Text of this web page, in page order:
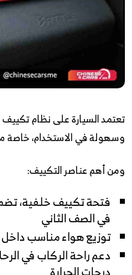
تعتمد السيارة على نظام
وسهولة في الاستخدام،
ومن أهم عناصر التكييف:
فتحة تكييف خلفية،
في الصف الثاني
توزيع هواء مناسب
دعم راحة الركاب في